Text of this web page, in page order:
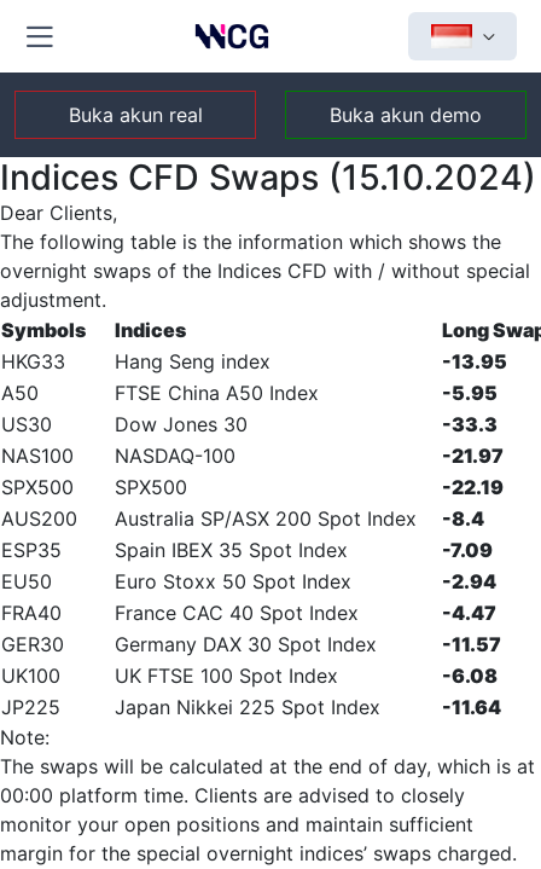
Buka akun real Buka akun demo
Indices CFD Swaps (15.10.2024)
Dear Clients,
The following table is the information which shows the
overnight swaps of the Indices CFD with / without special
adjustment.
Symbols
Indices
Long
HKG33
Hang Seng index
-13.95
A50
FTSE China A50 Index
-5.95
US30
Dow Jones 30
-33.3
NAS100
NASDAQ-100
-21.97
SPX500
SPX500
-22.19
AUS200
Australia SP/ASX 200 Spot Index
-8.4
ESP35
Spain IBEX 35 Spot Index
-7.09
EU50
Euro Stoxx 50 Spot Index
-2.94
FRA40
France CAC 40 Spot Index
-4.47
GER30
Germany DAX 30 Spot Index
-11.57
UK100
UK FTSE 100 Spot Index
-6.08
JP225
Japan Nikkei 225 Spot Index
-11.64
Note:
The swaps will be calculated at the end of day, which is at
00:00 platform time. Clients are advised to closely
monitor your open positions and maintain sufficient
margin for the special overnight indices’ swaps charged.